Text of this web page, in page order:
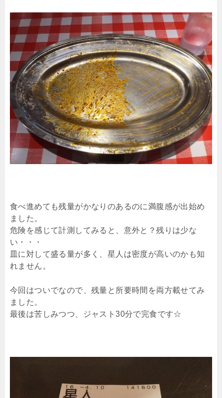
食べ進めても残量がかなりのあるのに満腹感が出始め
ました。
危険を感じて計測してみると、意外と？残りは少な
い・・・
皿に対して盛る量が多く、星人は密度が高いのかも知
れません。
今回はついでなので、残量と所要時間を両方載せてみ
ました。
最後は苦しみつつ、ジャスト30分で完食です☆